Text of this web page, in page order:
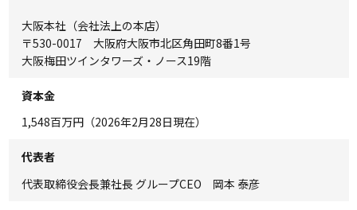
大阪本社（会社法上の本店）
〒530-0017 大阪府大阪市北区角田町8番1号
大阪梅田ツインタワーズ・ノース19階
資本金
1,548百万円（2026年2月28日現在）
代表者
代表取締役会長兼社長 グループCEO 岡本 泰彦